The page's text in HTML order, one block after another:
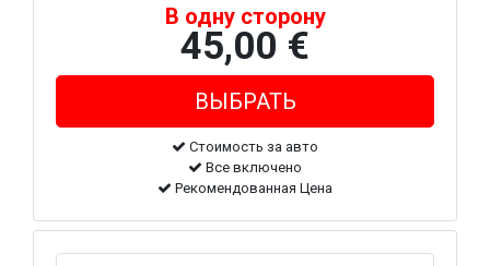
В одну сторону
45,00 €
Стоимость за авто
Все включено
Рекомендованная Цена